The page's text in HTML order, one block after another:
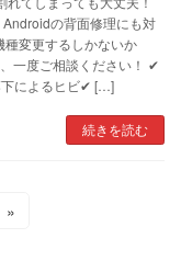
の背面修理にも対
種変更するしかないか
一度ご相談ください！ ✔
によるヒビ✔ […]
続きを読む
»